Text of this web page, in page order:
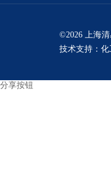
©2026 上海
技术支持： 化
分享按钮